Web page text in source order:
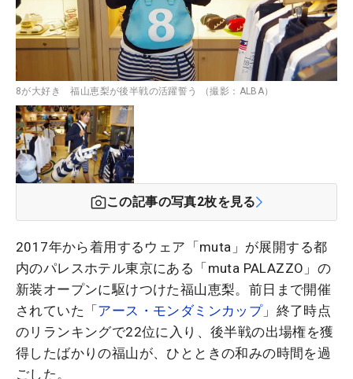
8が大好き 福山恵梨が後半戦の活躍誓う （撮影：ALBA）
この記事の写真2枚を見る
2017年から着用するウェア「muta」が展開する都
内のパレスホテル東京にある「muta PALAZZO」の
新装オープンに駆けつけた福山恵梨。前日まで開催
されていた「 アース・モンダミンカップ」終了時点
のリランキングで22位に入り、後半戦の出場権を獲
得したばかりの福山が、ひとときの和みの時間を過
ごした。